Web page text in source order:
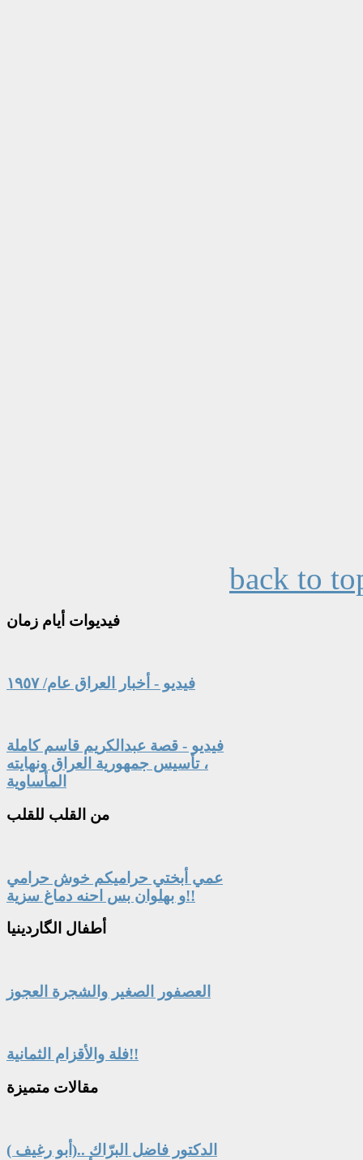
back to
فيديوات أيام زمان
فيديو - أخبار العراق عام/ ١٩٥٧
فيديو - قصة عبدالكريم قاسم كاملة
، تأسيس جمهورية العراق ونهايته
المأساوية
من القلب للقلب
عمي أبختي حراميكم خوش حرامي
و بهلوان بس احنه دماغ سزية!!
أطفال الگاردينيا
العصفور الصغير والشجرة العجوز
فلة والأقزام الثمانية!!
مقالات متميزة
الدكتور فاضل البرّاك ..(أبو رغيف )